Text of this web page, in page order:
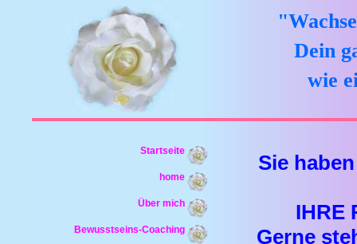
Dein
wie
Startseite
home
Über mich
Bewusstseins-Coaching
Sie
IHRE
Gerne